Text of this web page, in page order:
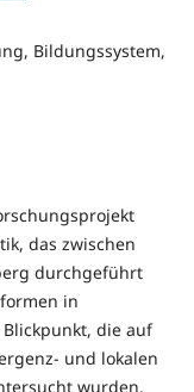
Bildungssystem,
das zwischen
durchgeführt
in
die auf
und lokalen
wurden.